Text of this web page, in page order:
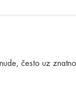
često uz